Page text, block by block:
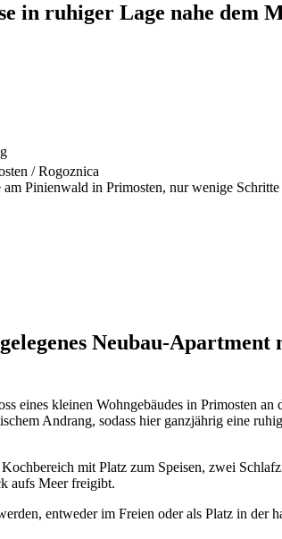
in ruhiger Lage nahe dem
/ Rogoznica
am Pinienwald in Primosten, nur wenige
Neubau-
eines kleinen Wohngebäudes in Primosten
Andrang, sodass hier ganzjährig eine
mit Platz zum Speisen, zwei
aufs Meer freigibt.
entweder im Freien oder als Platz in der